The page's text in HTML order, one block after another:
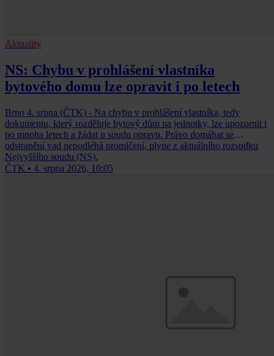
Aktuality
NS: Chybu v prohlášení vlastníka
bytového domu lze opravit i po letech
Brno 4. srpna (ČTK) - Na chybu v prohlášení vlastníka, tedy
dokumentu, který rozděluje bytový dům na jednotky, lze upozornit i
po mnoha letech a žádat u soudu opravu. Právo domáhat se
odstranění vad nepodléhá promlčení, plyne z aktuálního rozsudku
Nejvyššího soudu (NS).
ČTK • 4. srpna 2026, 10:05